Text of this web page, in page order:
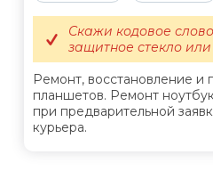
Ремонт, восстановление
планшетов. Ремонт
при предварительной
курьера.
Скажи кодовое
защитное стекло